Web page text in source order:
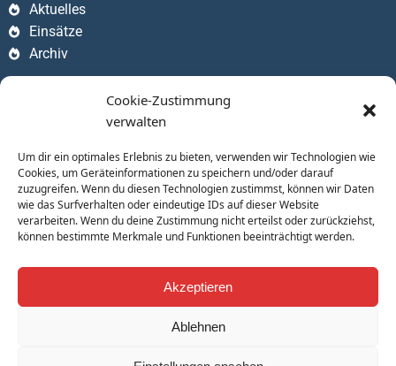
Cookie-Zustimmung
verwalten
Um dir ein optimales Erlebnis zu bieten, verwenden wir Technologien wie
Cookies, um Geräteinformationen zu speichern und/oder darauf
zuzugreifen. Wenn du diesen Technologien zustimmst, können wir Daten
wie das Surfverhalten oder eindeutige IDs auf dieser Website
verarbeiten. Wenn du deine Zustimmung nicht erteilst oder zurückziehst,
können bestimmte Merkmale und Funktionen beeinträchtigt werden.
Akzeptieren
Ablehnen
Aktuelles
Einsätze
Archiv